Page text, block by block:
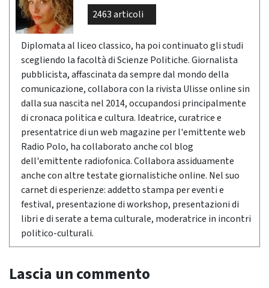
2463 articoli
Diplomata al liceo classico, ha poi continuato gli studi
scegliendo la facoltà di Scienze Politiche. Giornalista
pubblicista, affascinata da sempre dal mondo della
comunicazione, collabora con la rivista Ulisse online sin
dalla sua nascita nel 2014, occupandosi principalmente
di cronaca politica e cultura. Ideatrice, curatrice e
presentatrice di un web magazine per l'emittente web
Radio Polo, ha collaborato anche col blog
dell'emittente radiofonica. Collabora assiduamente
anche con altre testate giornalistiche online. Nel suo
carnet di esperienze: addetto stampa per eventi e
festival, presentazione di workshop, presentazioni di
libri e di serate a tema culturale, moderatrice in incontri
politico-culturali.
Lascia un commento